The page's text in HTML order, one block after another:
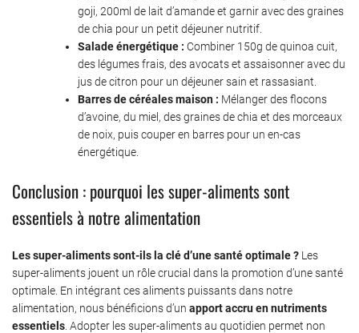
goji, 200ml de lait d’amande et garnir avec des graines
de chia pour un petit déjeuner nutritif.
Salade énergétique : Combiner 150g de quinoa cuit,
des légumes frais, des avocats et assaisonner avec du
jus de citron pour un déjeuner sain et rassasiant.
Barres de céréales maison : Mélanger des flocons
d’avoine, du miel, des graines de chia et des morceaux
de noix, puis couper en barres pour un en-cas
énergétique.
Conclusion : pourquoi les super-aliments sont
essentiels à notre alimentation
Les super-aliments sont-ils la clé d’une santé optimale ? Les
super-aliments jouent un rôle crucial dans la promotion d’une santé
optimale. En intégrant ces aliments puissants dans notre
alimentation, nous bénéficions d’un apport accru en nutriments
essentiels . Adopter les super-aliments au quotidien permet non